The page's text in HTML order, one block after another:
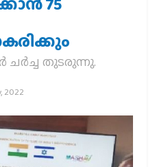
ചര്‍ച്ച തുടരുന്നു.
2022